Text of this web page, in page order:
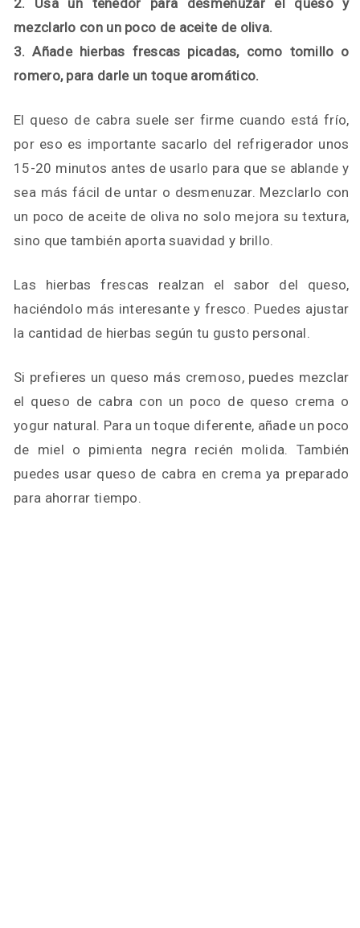
2. Usa un tenedor para desmenuzar el queso y
mezclarlo con un poco de aceite de oliva.
3. Añade hierbas frescas picadas, como tomillo o
romero, para darle un toque aromático.
El queso de cabra suele ser firme cuando está frío,
por eso es importante sacarlo del refrigerador unos
15-20 minutos antes de usarlo para que se ablande y
sea más fácil de untar o desmenuzar. Mezclarlo con
un poco de aceite de oliva no solo mejora su textura,
sino que también aporta suavidad y brillo.
Las hierbas frescas realzan el sabor del queso,
haciéndolo más interesante y fresco. Puedes ajustar
la cantidad de hierbas según tu gusto personal.
Si prefieres un queso más cremoso, puedes mezclar
el queso de cabra con un poco de queso crema o
yogur natural. Para un toque diferente, añade un poco
de miel o pimienta negra recién molida. También
puedes usar queso de cabra en crema ya preparado
para ahorrar tiempo.